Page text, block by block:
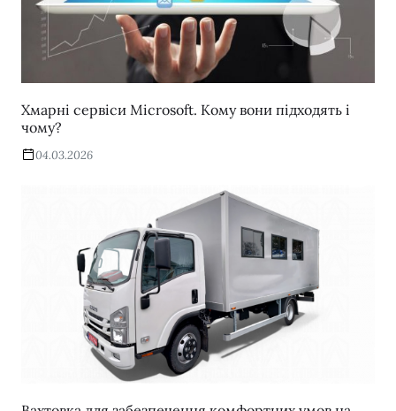
Хмарні сервіси Microsoft. Кому вони підходять і
чому?
04.03.2026